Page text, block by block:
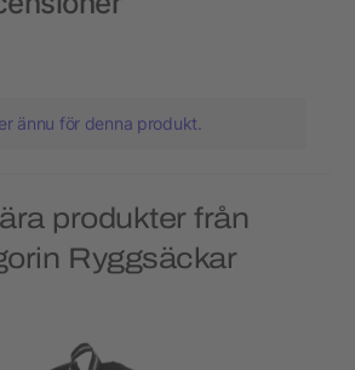
ännu för denna produkt.
produkter från
Ryggsäckar